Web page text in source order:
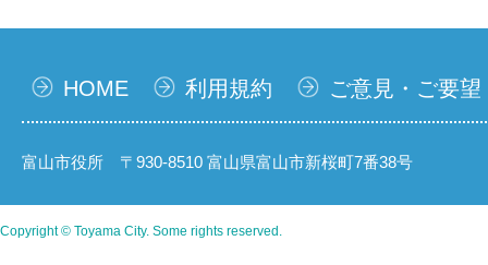
HOME 利用規約 ご意見・ご要望
富山市役所 〒930-8510 富山県富山市新桜町7番38号
Copyright © Toyama City. Some rights reserved.